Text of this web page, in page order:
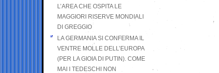
L’AREA CHE OSPITA LE
MAGGIORI RISERVE MONDIALI
DI GREGGIO
LA GERMANIA SI CONFERMA IL
VENTRE MOLLE DELL’EUROPA
(PER LA GIOIA DI PUTIN). COME
MAI I TEDESCHI NON